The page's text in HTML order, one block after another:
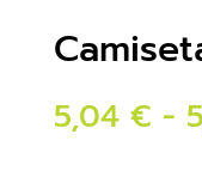
5,04 € -